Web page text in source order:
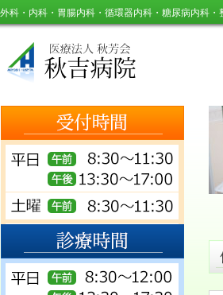
外科・内科・胃腸内科・循環器内科・糖尿病内科